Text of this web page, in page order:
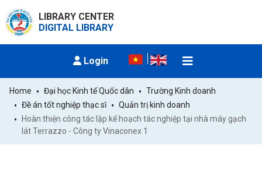
LIBRARY CENTER
DIGITAL LIBRARY
Login
Home Đại học Kinh tế Quốc dân
Trường Kinh doanh
Đề án tốt nghiệp thạc sĩ
Quản trị kinh doanh
Hoàn thiện công tác lập kế hoạch tác nghiệp tại nhà máy gạch
lát Terrazzo - Công ty Vinaconex 1